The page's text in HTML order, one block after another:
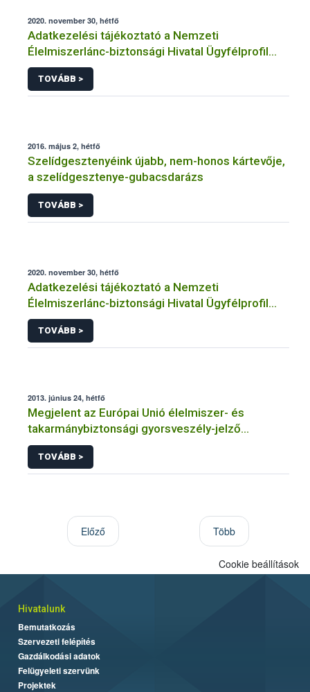
2020. november 30, hétfő
Adatkezelési tájékoztató a Nemzeti
Élelmiszerlánc-biztonsági Hivatal Ügyfélprofil
Rendszerben
horgászat/halászat/halgazdálkodás témakörben
intézhető közhatalmi eljárásaihoz kapcsolódó
TOVÁBB >
2016. május 2, hétfő
Szelídgesztenyéink újabb, nem-honos kártevője,
a szelídgesztenye-gubacsdarázs
TOVÁBB >
2020. november 30, hétfő
Adatkezelési tájékoztató a Nemzeti
Élelmiszerlánc-biztonsági Hivatal Ügyfélprofil
Rendszerben bioüzemanyag témakörben
intézhető közhatalmi eljárásaihoz kapcsolódó
adatkezeléséhez
TOVÁBB >
2013. június 24, hétfő
Megjelent az Európai Unió élelmiszer- és
takarmánybiztonsági gyorsveszély-jelző
rendszerének éves jelentése
TOVÁBB >
Előző Több
Cookie beállítások
Hivatalunk
Bemutatkozás
Szervezeti felépítés
Gazdálkodási adatok
Felügyeleti szervünk
Projektek